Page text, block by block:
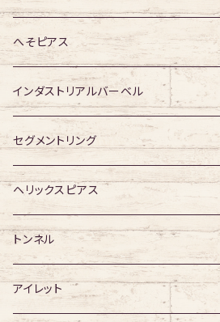
ジュエル有り
ジュエル有り
ジュエル無し
ジュエル有り
アクリル・その他
ジュエル無し
ジュエル有り
サージカルチタン
ジュエル無し
ジュエル有り
アクリル・その他
ジュエル無し
ジュエル有り
へそピアス
316Lサージカルステンレス
ジュエル無し
ジュエル有り
サージカルチタン
ジュエル無し
ジュエル有り
アクリル
インダストリアルバーベル
316Lサージカルステンレス
ジュエル無し
ジュエル有り
サージカルチタン
ジュエル無し
ジュエル有り
セグメントリング
316Lサージカルステンレス
サージカルチタン
アクリル
ヘリックスピアス
ジュエル無し
ジュエル有り
トンネル
316Lサージカルステンレス
アイレット